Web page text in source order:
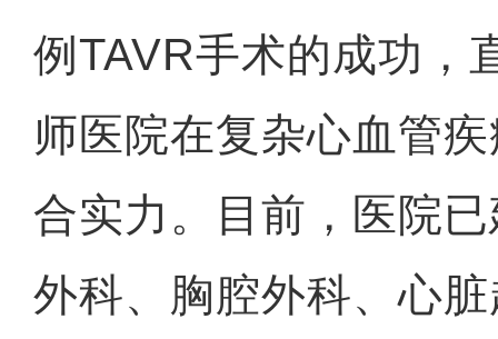
例TAVR手术的成功，
师医院在复杂心血管
合实力。目前，医院
外科、胸腔外科、心